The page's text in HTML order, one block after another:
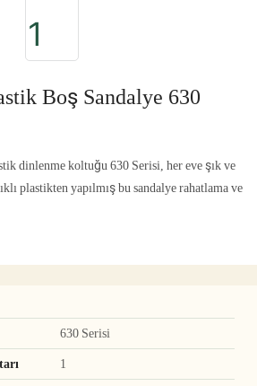
Boş Sandalye 630
dinlenme koltuğu 630 Serisi, her eve şık ve
plastikten yapılmış bu sandalye rahatlama ve
630 Serisi
1